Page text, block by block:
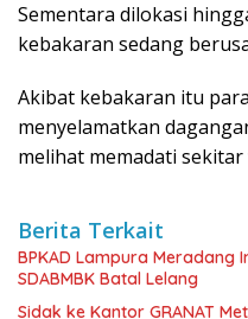
Sementara dilokasi
kebakaran sedang
Akibat kebakaran itu
menyelamatkan
melihat memadati
Berita Terkait
BPKAD Lampura Meradang
SDABMBK Batal Lelang
‎Sidak ke Kantor GRANAT